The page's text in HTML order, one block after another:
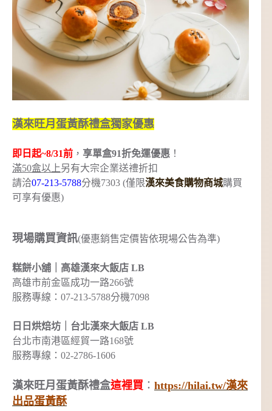
漢來旺月蛋黃酥禮盒獨家優惠
即日起~8/31前 ， 享單盒91折免運優惠 ！
滿50盒以上另有大宗企業送禮折扣
請洽07-213-5788分機7303 (僅限漢來美食購物商城購買
可享有優惠)
現場購買資訊(優惠銷售定價皆依現場公告為準)
糕餅小舖｜高雄漢來大飯店 LB
高雄市前金區成功一路266號
服務專線：07-213-5788分機7098
日日烘焙坊｜台北漢來大飯店 LB
台北市南港區經貿一路168號
服務專線：02-2786-1606
漢來旺月蛋黃酥禮盒這裡買 ： https://hilai.tw/漢來
出品蛋黃酥